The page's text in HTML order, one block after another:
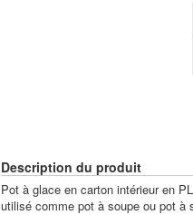
Description du produit
Pot à glace en carton intérieur en
utilisé comme pot à soupe ou pot à